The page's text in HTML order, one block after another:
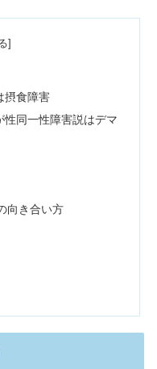
摂食障害
同一性障害説はデマ
向き合い方